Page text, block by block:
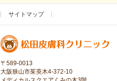
サイトマップ
〒589-0013
大阪狭山市茱萸木4-372-10